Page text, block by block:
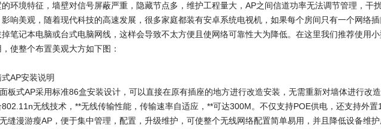
环境特征，墙壁对信号屏蔽严重，隐藏节点多，维护工程量大，AP之间信道功率无法调节管理，干
响美观，随着现代科技的高速发展，很多家庭都装有安卓系统电视机，如果每个房间只有一个网络
笔记本电脑或台式电脑网线，这样会导致不太方便且使网络可靠性大为降低。在这里我们推荐使用
使整个布置美观大方如下图：
AP安装说明
板式AP采用标准86盒安装设计，可以直接在原有插座的地方进行改造安装，无需重新对墙体进行改
无线技术，**无线传输性能，传输速率自适应，**可达300M。不仅支持POE供电，还支持外置
缝漫游瘦AP，便于集中管理，配置，升级维护，可使整个无线网络配置简单易用，并且降低设备维